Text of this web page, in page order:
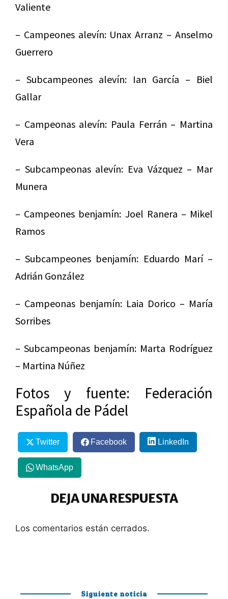
Valiente
– Campeones alevín: Unax Arranz – Anselmo
Guerrero
– Subcampeones alevín: Ian García – Biel
Gallar
– Campeonas alevín: Paula Ferrán – Martina
Vera
– Subcampeonas alevín: Eva Vázquez – Mar
Munera
– Campeones benjamín: Joel Ranera – Mikel
Ramos
– Subcampeones benjamín: Eduardo Marí –
Adrián González
– Campeonas benjamín: Laia Dorico – María
Sorribes
– Subcampeonas benjamín: Marta Rodríguez
– Martina Núñez
Fotos y fuente: Federación
Española de Pádel
Twitter Facebook LinkedIn
WhatsApp
DEJA UNA RESPUESTA
Los comentarios están cerrados.
Siguiente noticia